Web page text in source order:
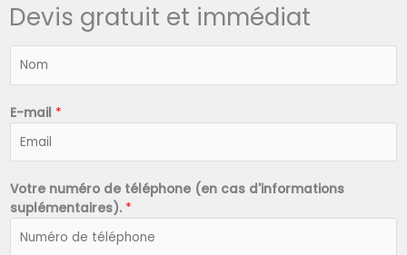
Devis gratuit et immédiat
*
E-mail *
Votre numéro de téléphone (en cas d'informations
suplémentaires). *